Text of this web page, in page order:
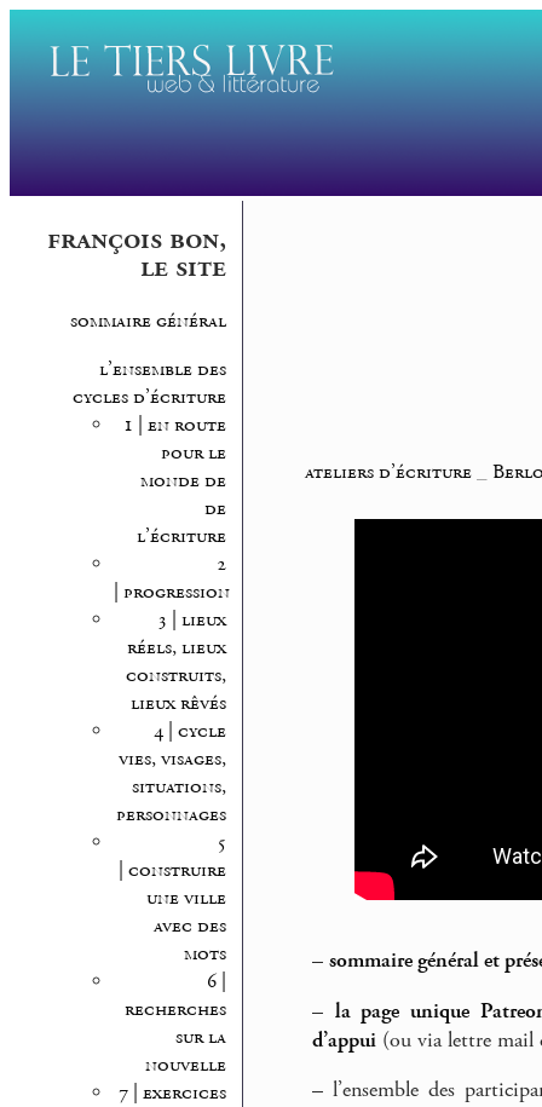
françois bon,
le site
sommaire général
l’ensemble des
cycles d’écriture
1 | en route
pour le
monde de
de
l’écriture
2
| progression
3 | lieux
réels, lieux
construits,
lieux rêvés
4 | cycle
vies, visages,
situations,
personnages
5
| construire
une ville
avec des
mots
6 |
recherches
sur la
nouvelle
7 | exercices
ateliers d’écriture_
– sommaire général et
– la page unique
d’appui (ou via lettre mail
– l’ensemble des